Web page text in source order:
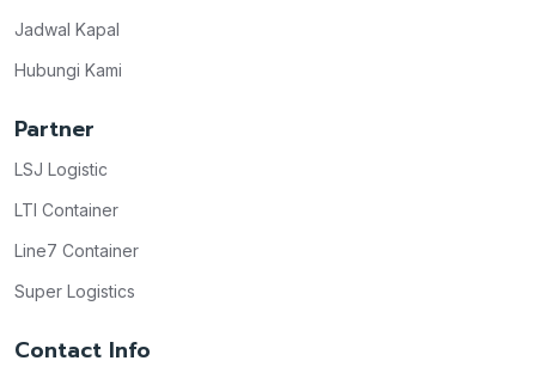
Jadwal Kapal
Hubungi Kami
Partner
LSJ Logistic
LTI Container
Line7 Container
Super Logistics
Contact Info